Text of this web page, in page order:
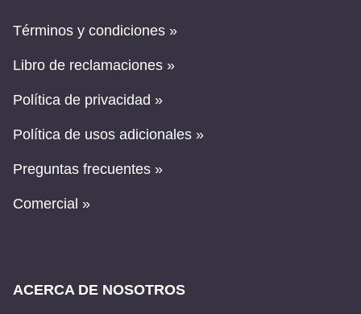
Términos y condiciones »
Libro de reclamaciones »
Política de privacidad »
Política de usos adicionales »
Preguntas frecuentes »
Comercial »
ACERCA DE NOSOTROS